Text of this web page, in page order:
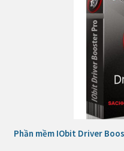
Phần mềm IObit Driver